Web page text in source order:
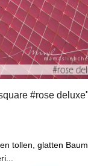
#rose deluxe"
tollen, glatten